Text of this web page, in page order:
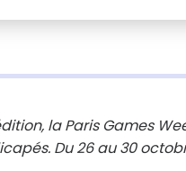
la Paris Games
Du 26 au 30